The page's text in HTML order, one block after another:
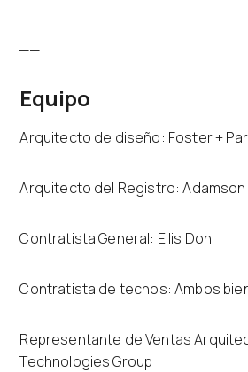
Equipo
Arquitecto de diseño: Foster +
Arquitecto del Registro:
Contratista General: Ellis Don
Contratista de techos: Ambos
Representante de Ventas
Technologies Group